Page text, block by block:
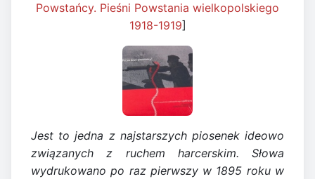
Powstańcy. Pieśni Powstania wielkopolskiego
1918-1919]
Jest to jedna z najstarszych piosenek ideowo
związanych z ruchem harcerskim. Słowa
wydrukowano po raz pierwszy w 1895 roku w